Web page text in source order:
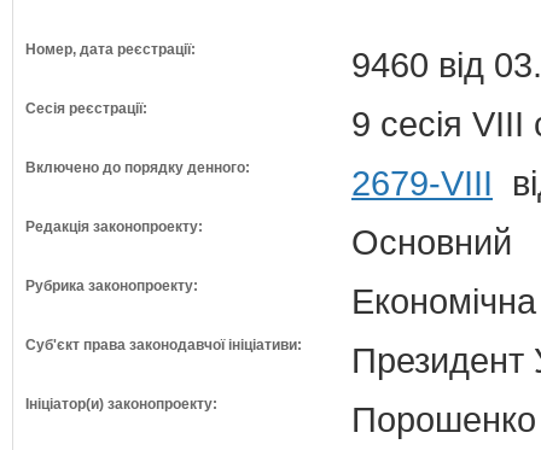
Номер, дата реєстрації: 9460 від
Сесія реєстрації: 9 сесія VIII
Включено до порядку денного: 2679-VIII
Редакція законопроекту: Основний
Рубрика законопроекту:
Суб'єкт права законодавчої ініціативи: Президент
Ініціатор(и) законопроекту: Порошенко